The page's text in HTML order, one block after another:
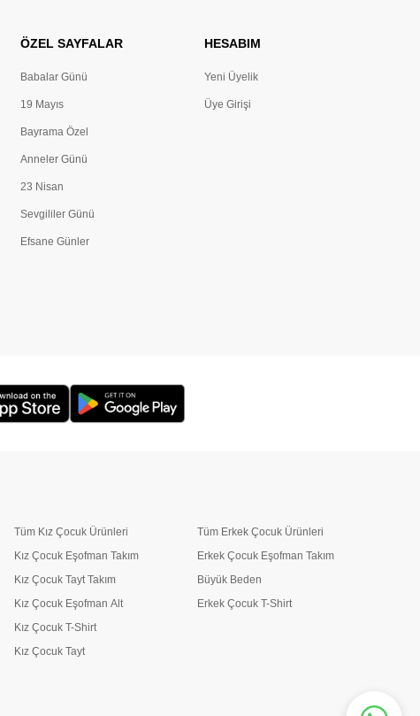
ÖZEL SAYFALAR
Babalar Günü
19 Mayıs
Bayrama Özel
Anneler Günü
23 Nisan
Sevgililer Günü
Efsane Günler
HESABIM
Yeni Üyelik
Üye Girişi
Tüm Kız Çocuk Ürünleri
Kız Çocuk Eşofman Takım
Kız Çocuk Tayt Takım
Kız Çocuk Eşofman Alt
Kız Çocuk T-Shirt
Kız Çocuk Tayt
Tüm Erkek Çocuk Ürünleri
Erkek Çocuk Eşofman Takım
Büyük Beden
Erkek Çocuk T-Shirt